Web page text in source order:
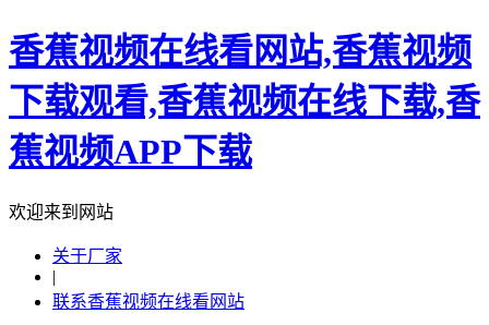
香蕉视频在线看网站,香蕉视频
下载观看,香蕉视频在线下载,香
蕉视频APP下载
欢迎来到网站
关于厂家
|
联系香蕉视频在线看网站